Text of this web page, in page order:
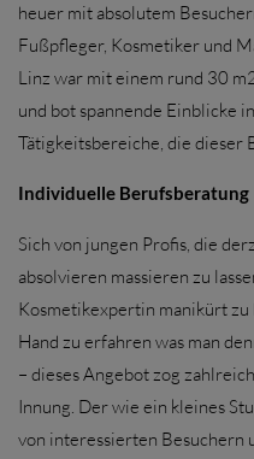
heuer mit absolutem
Fußpfleger, Kosmetiker und
Linz war mit einem rund 30
und bot spannende Einblicke
Tätigkeitsbereiche, die dieser
Individuelle Berufsberatung
Sich von jungen Profis, die
absolvieren massieren zu
Kosmetikexpertin manikürt zu
Hand zu erfahren was man
– dieses Angebot zog
Innung. Der wie ein kleines
von interessierten Besuchern